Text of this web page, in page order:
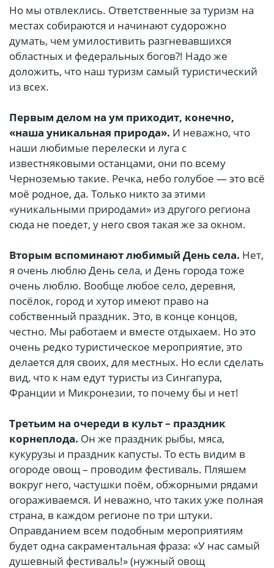
Но мы отвлеклись. Ответственные за туризм на
местах собираются и начинают судорожно
думать, чем умилостивить разгневавшихся
областных и федеральных богов?! Надо же
доложить, что наш туризм самый туристический
из всех.
Первым делом на ум приходит, конечно,
«наша уникальная природа». И неважно, что
наши любимые перелески и луга с
известняковыми останцами, они по всему
Черноземью такие. Речка, небо голубое — это всё
моё родное, да. Только никто за этими
«уникальными природами» из другого региона
сюда не поедет, у него своя такая же за окном.
Вторым вспоминают любимый День села. Нет,
я очень люблю День села, и День города тоже
очень люблю. Вообще любое село, деревня,
посёлок, город и хутор имеют право на
собственный праздник. Это, в конце концов,
честно. Мы работаем и вместе отдыхаем. Но это
очень редко туристическое мероприятие, это
делается для своих, для местных. Но если сделать
вид, что к нам едут туристы из Сингапура,
Франции и Микронезии, то почему бы и нет!
Третьим на очереди в культ – праздник
корнеплода. Он же праздник рыбы, мяса,
кукурузы и праздник капусты. То есть видим в
огороде овощ – проводим фестиваль. Пляшем
вокруг него, частушки поём, обжорными рядами
огораживаемся. И неважно, что таких уже полная
страна, в каждом регионе по три штуки.
Оправданием всем подобным мероприятиям
будет одна сакраментальная фраза: «У нас самый
душевный фестиваль!» (нужный овощ